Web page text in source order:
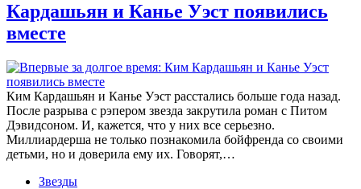
Кардашьян и Канье Уэст появились
вместе
Ким Кардашьян и Канье Уэст расстались больше года назад.
После разрыва с рэпером звезда закрутила роман с Питом
Дэвидсоном. И, кажется, что у них все серьезно.
Миллиардерша не только познакомила бойфренда со своими
детьми, но и доверила ему их. Говорят,…
Звезды